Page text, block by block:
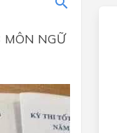
NGỮ